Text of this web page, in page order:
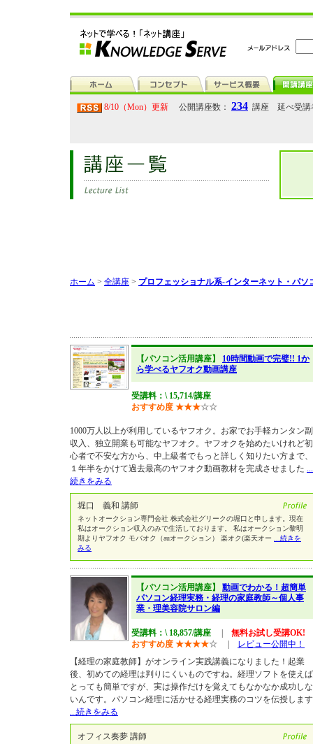
8/10（Mon）更新 公開講座数： 234 講座 延べ受講
ホーム > 全講座 > プロフェッショナル系-インターネット・パソ
【パソコン活用講座】 10時間動画で完璧!! 1か
ら学べるヤフオク動画講座
受講料：\ 15,714/講座
おすすめ度 ★★★☆☆
1000万人以上が利用しているヤフオク。お家でお手軽カンタン副
収入、独立開業も可能なヤフオク。ヤフオクを始めたいけれど初
心者で不安な方から、中上級者でもっと詳しく知りたい方まで、
１年半をかけて過去最高のヤフオク動画教材を完成させました ...
続きをみる
堀口 義和 講師
ネットオークション専門会社 株式会社グリークの堀口と申します。現在
私はオークション収入のみで生活しております。 私はオークション黎明
期よりヤフオク モバオク（auオークション） 楽オク(楽天オー
...続きを
みる
【パソコン活用講座】 動画でわかる！超簡単
パソコン経理実務・経理の家庭教師～個人事
業・理美容院サロン編
受講料：\ 18,857/講座
無料お試し受講OK!
おすすめ度 ★★★★☆
レビュー公開中！
【経理の家庭教師】がオンライン実践講義になりました！起業
後、初めての経理は判りにくいものですね。経理ソフトを使えば
とっても簡単ですが、実は操作だけを覚えてもなかなか成功しな
いんです。パソコン経理に活かせる経理実務のコツを伝授します
...続きをみる
オフィス奏夢 講師